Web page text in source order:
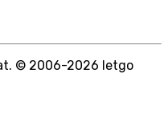
© 2006-2026 letgo